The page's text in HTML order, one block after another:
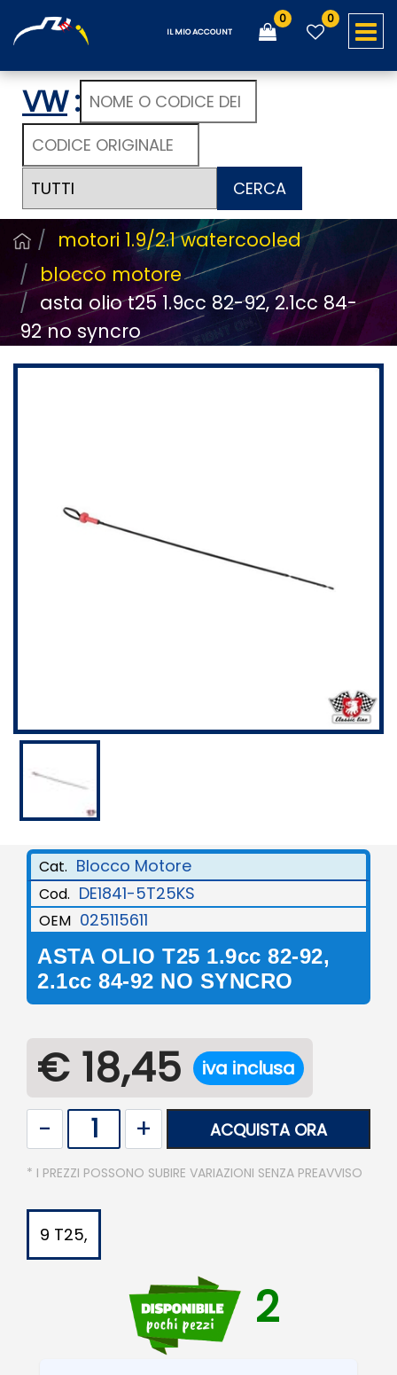
IL MIO ACCOUNT
0 0
VW:
CERCA
motori 1.9/2.1 watercooled
blocco motore
asta olio t25 1.9cc 82-92, 2.1cc 84-
92 no syncro
Cat. Blocco Motore
Cod. DE1841-5T25KS
OEM 025115611
ASTA OLIO T25 1.9cc 82-92,
2.1cc 84-92 NO SYNCRO
€ 18,45 iva inclusa
ACQUISTA ORA
* I PREZZI POSSONO SUBIRE VARIAZIONI SENZA PREAVVISO
9 T25,
2